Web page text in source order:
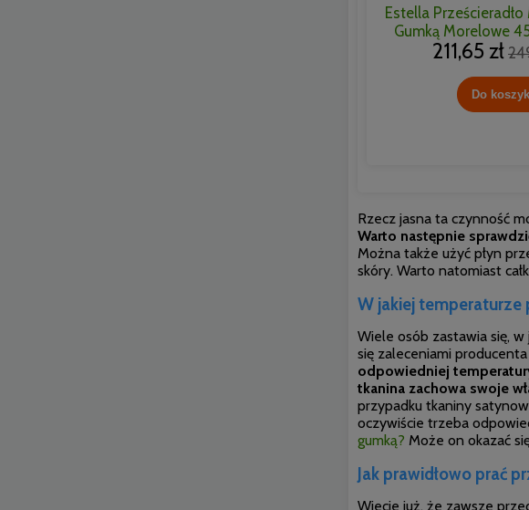
Estella
Gumką Morelowe
211,65 zł
Do
Rzecz jasna ta czynność
Warto następnie
Można także użyć płyn
skóry. Warto natomiast
W jakiej temperaturze
Wiele osób zastawia się,
się zaleceniami
odpowiedniej
tkanina zachowa swoje
przypadku tkaniny
oczywiście trzeba
gumką? Może on okazać
Jak prawidłowo prać
Wiecie już, że zawsze